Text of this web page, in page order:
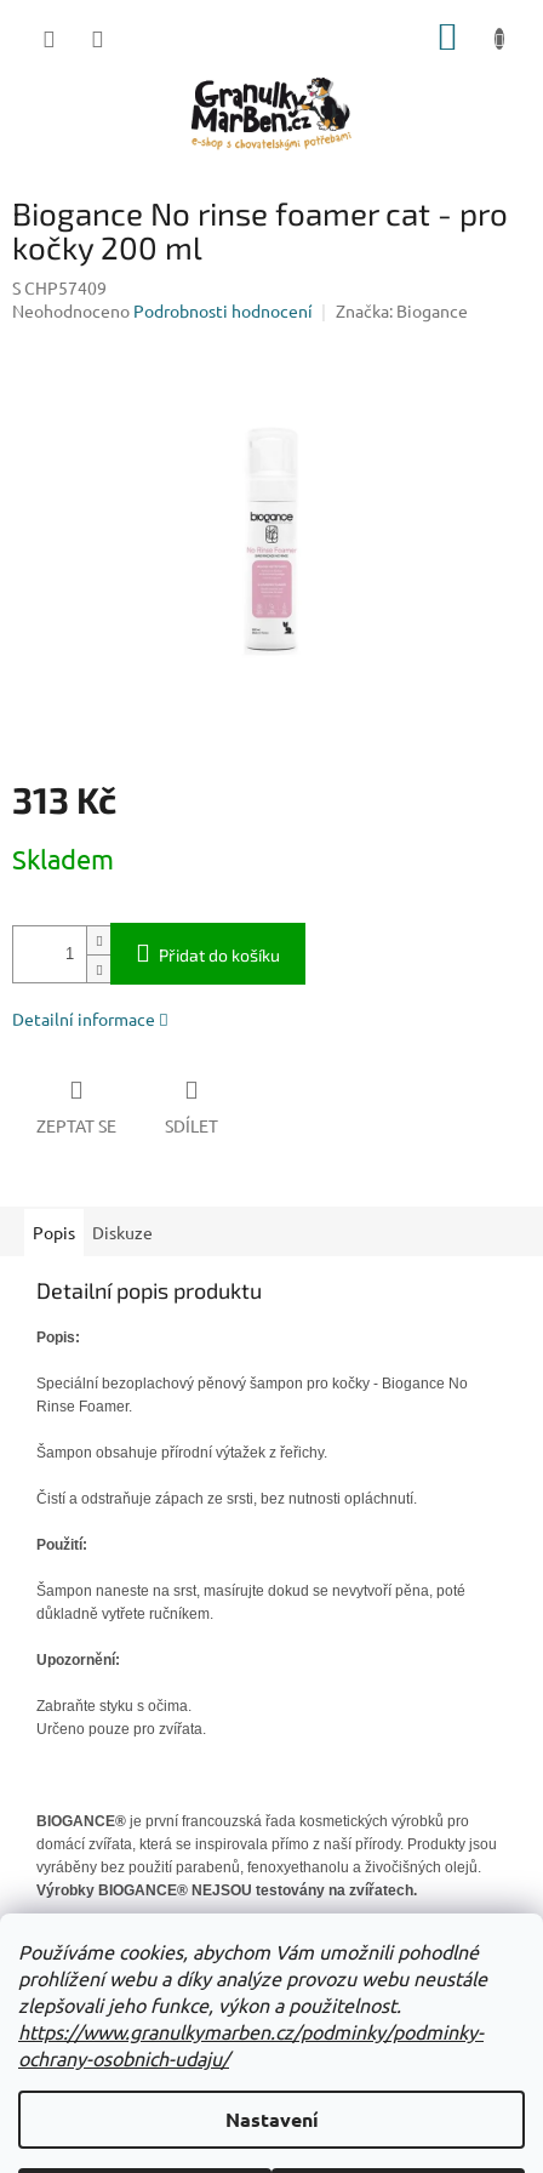
Používáme cookies, abychom Vám umožnili pohodlné
prohlížení webu a díky analýze provozu webu neustále
zlepšovali jeho funkce, výkon a použitelnost.
https://www.granulkymarben.cz/podminky/podminky-
ochrany-osobnich-udaju/
Nastavení
Biogance No rinse foamer cat - pro
kočky 200 ml
S CHP57409
Průměrné
Neohodnoceno Podrobnosti hodnocení Značka: Biogance
313 Kč
cena:
Skladem
Přidat do košíku
Detailní informace
ZEPTAT SE SDÍLET
Popis Diskuze
Detailní popis produktu
Popis:
Speciální bezoplachový pěnový šampon pro kočky - Biogance No
Rinse Foamer.
Šampon obsahuje přírodní výtažek z řeřichy.
Čistí a odstraňuje zápach ze srsti, bez nutnosti opláchnutí.
Použití:
Šampon naneste na srst, masírujte dokud se nevytvoří pěna, poté
důkladně vytřete ručníkem.
Upozornění:
Zabraňte styku s očima.
Určeno pouze pro zvířata.
BIOGANCE® je první francouzská řada kosmetických výrobků pro
domácí zvířata, která se inspirovala přímo z naší přírody. Produkty jsou
vyráběny bez použití parabenů, fenoxyethanolu a živočišných olejů.
Výrobky BIOGANCE® NEJSOU testovány na zvířatech.
Kategorie: Biogance
EAN: 3770001288765
Vytvořil Shoptet